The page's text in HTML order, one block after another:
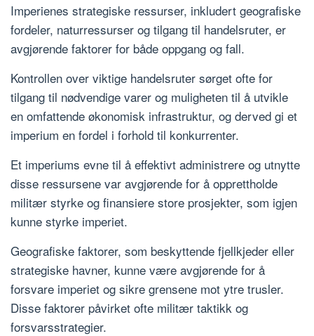
Imperienes strategiske ressurser, inkludert geografiske
fordeler, naturressurser og tilgang til handelsruter, er
avgjørende faktorer for både oppgang og fall.
Kontrollen over viktige handelsruter sørget ofte for
tilgang til nødvendige varer og muligheten til å utvikle
en omfattende økonomisk infrastruktur, og derved gi et
imperium en fordel i forhold til konkurrenter.
Et imperiums evne til å effektivt administrere og utnytte
disse ressursene var avgjørende for å opprettholde
militær styrke og finansiere store prosjekter, som igjen
kunne styrke imperiet.
Geografiske faktorer, som beskyttende fjellkjeder eller
strategiske havner, kunne være avgjørende for å
forsvare imperiet og sikre grensene mot ytre trusler.
Disse faktorer påvirket ofte militær taktikk og
forsvarsstrategier.